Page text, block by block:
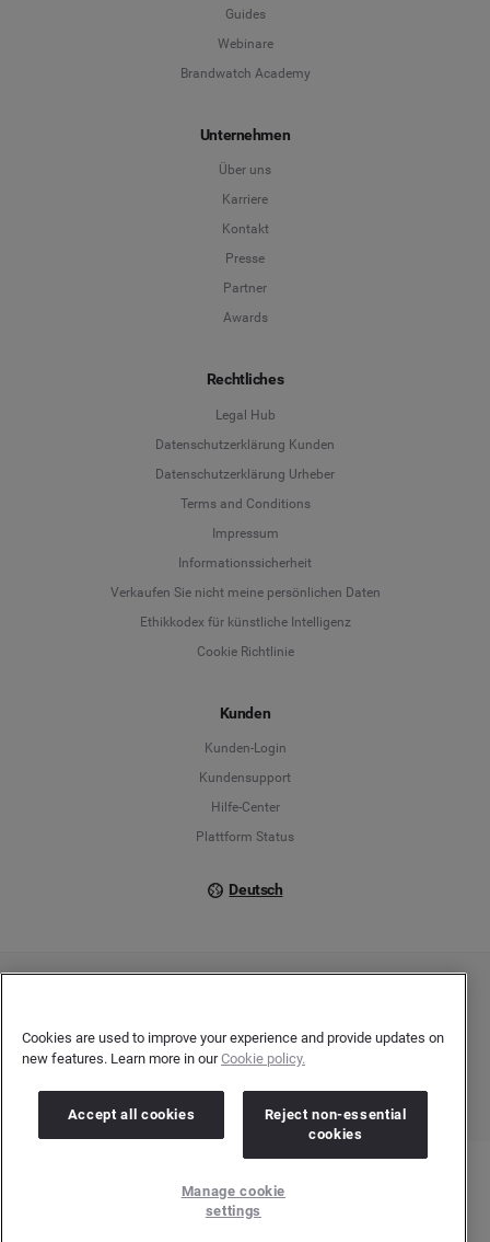
Guides
Webinare
Brandwatch Academy
Unternehmen
Über uns
Karriere
Kontakt
Presse
Partner
Awards
Rechtliches
Legal Hub
Datenschutzerklärung Kunden
Datenschutzerklärung Urheber
Terms and Conditions
Impressum
Informationssicherheit
Verkaufen Sie nicht meine persönlichen Daten
Ethikkodex für künstliche Intelligenz
Cookie Richtlinie
Kunden
Kunden-Login
Kundensupport
Hilfe-Center
Plattform Status
Deutsch
Deutsch
English
Umsatzsteuer-Identifikationsnummer: DE278408482
Cookies are used to improve your experience and provide updates on
new features. Learn more in ourCookie policy.
Accept all cookies
Reject non-essential
cookies
Manage cookie
settings